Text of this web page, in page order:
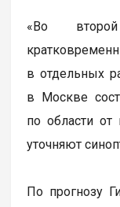
«Во
в отдельных
в Москве
по области
уточняют
По прогнозу